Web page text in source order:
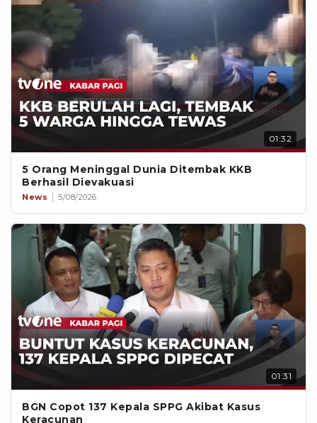
01:32
5 Orang Meninggal Dunia Ditembak KKB
Berhasil Dievakuasi
News 5/08/2026
01:31
BGN Copot 137 Kepala SPPG Akibat Kasus
Keracunan